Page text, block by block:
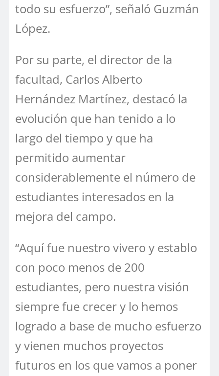
todo su esfuerzo”, señaló Guzmán
López.
Por su parte, el director de la
facultad, Carlos Alberto
Hernández Martínez, destacó la
evolución que han tenido a lo
largo del tiempo y que ha
permitido aumentar
considerablemente el número de
estudiantes interesados en la
mejora del campo.
“Aquí fue nuestro vivero y establo
con poco menos de 200
estudiantes, pero nuestra visión
siempre fue crecer y lo hemos
logrado a base de mucho esfuerzo
y vienen muchos proyectos
futuros en los que vamos a poner